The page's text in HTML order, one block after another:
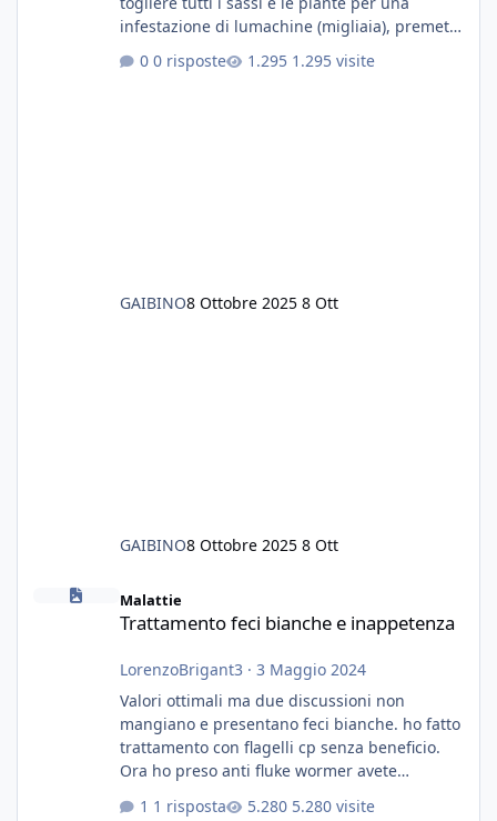
infestazione di lumachine (migliaia), premetto
cardinali, e tre pulitori in una vasca con 200
0 risposte 1.295 visite
GAIBINO8 Ottobre 2025 8 Ott
GAIBINO8 Ottobre 2025 8 Ott
Trattamento feci bianche e inappetenza
Malattie
Trattamento feci bianche e inappetenza
LorenzoBrigant3 · 3 Maggio 2024
Valori ottimali ma due discussioni non
mangiano e presentano feci bianche. ho fatto
trattamento con flagelli cp senza beneficio.
Ora ho preso anti fluke wormer avete
1 risposta 5.280 visite